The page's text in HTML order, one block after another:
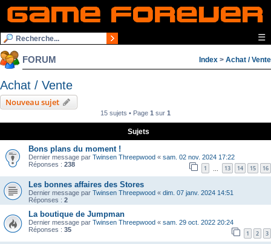
☰
FORUM Index > Achat / Vente
Achat / Vente
Nouveau sujet
15 sujets • Page 1 sur 1
Sujets
Bons plans du moment !
Dernier message par Twinsen Threepwood « sam. 02 nov. 2024 17:22
Réponses : 238 1 13 14 15 16
Les bonnes affaires des Stores
Dernier message par Twinsen Threepwood « dim. 07 janv. 2024 14:51
Réponses : 2
La boutique de Jumpman
Dernier message par Twinsen Threepwood « sam. 29 oct. 2022 20:24
Réponses : 35 1 2 3